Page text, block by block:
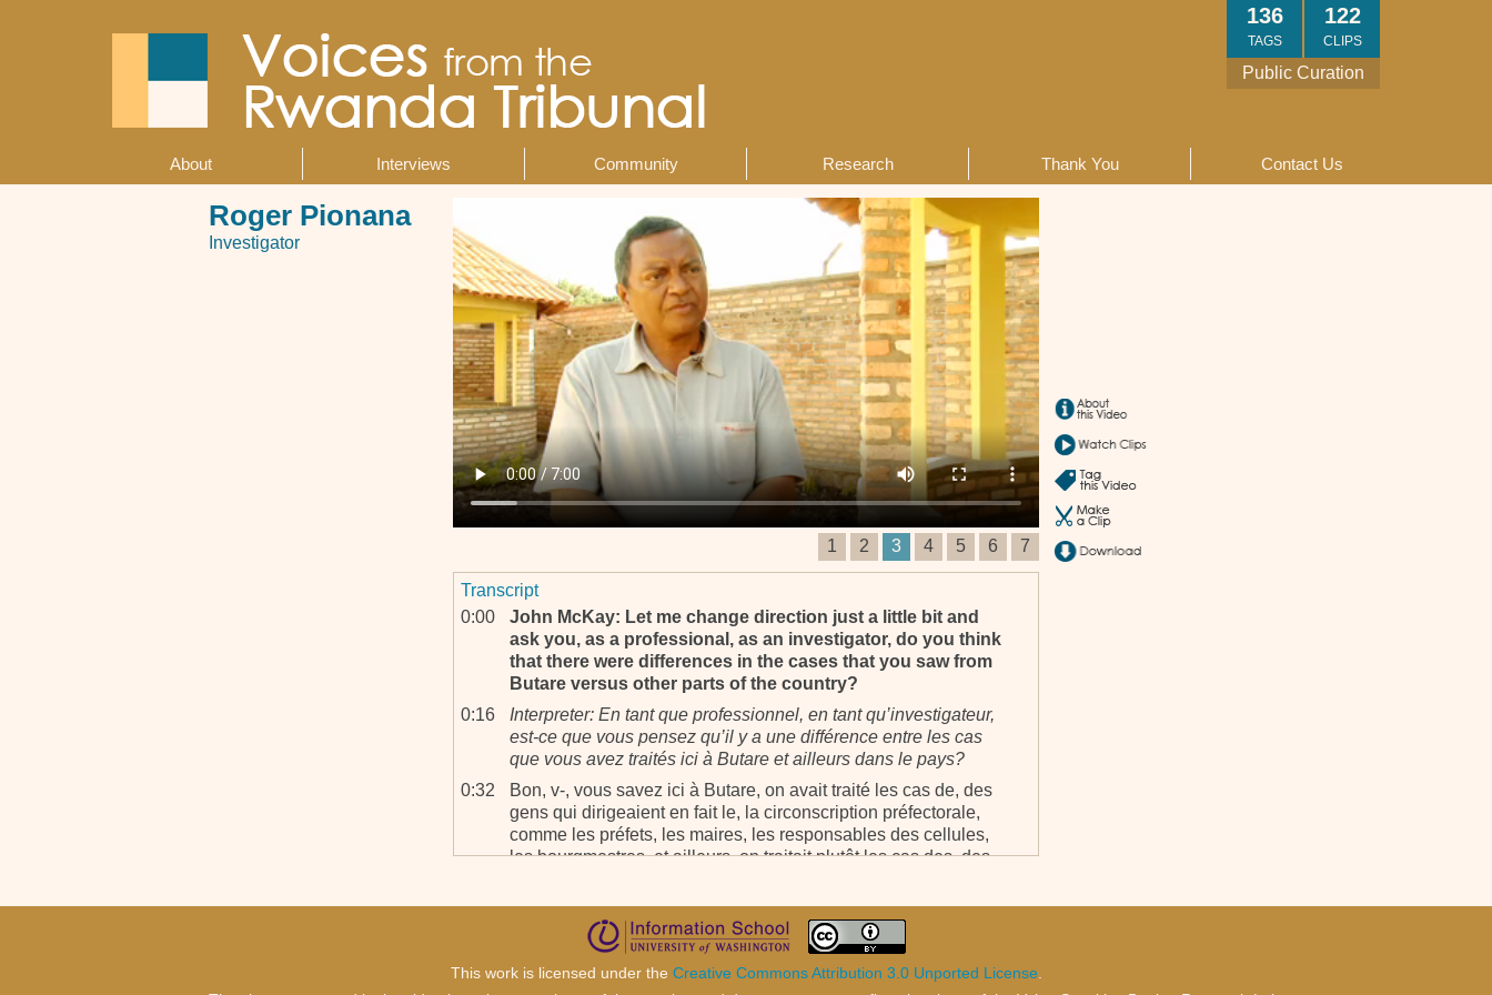
Public Curation
122
CLIPS
136
TAGS
About Interviews Community Research Thank You Contact Us
Roger Pionana
Investigator
1 2 3 4 5 6 7
Transcript
0:00
John McKay: Let me change direction just a little bit and
ask you, as a professional, as an investigator, do you think
that there were differences in the cases that you saw from
Butare versus other parts of the country?
0:16
Interpreter: En tant que professionnel, en tant qu’investigateur,
est-ce que vous pensez qu’il y a une différence entre les cas
que vous avez traités ici à Butare et ailleurs dans le pays?
0:32
Bon, v-, vous savez ici à Butare, on avait traité les cas de, des
gens qui dirigeaient en fait le, la circonscription préfectorale,
comme les préfets, les maires, les responsables des cellules,
les bourgmestres, et ailleurs, on traitait plutôt les cas des, des,
plutôt les gens qui, qui, qui avaient donné des instructions en
tant que responsables de, de la préfecture.
1:16
Interpreter: You know, here in Butare we were dealing with
This work is licensed under the Creative Commons Attribution 3.0 Unported License